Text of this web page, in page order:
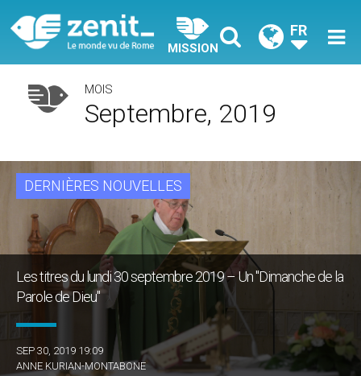
MISSION
FR
MOIS
Septembre, 2019
DERNIÈRES NOUVELLES
Les titres du lundi 30 septembre 2019 – Un "Dimanche de la
Parole de Dieu"
SEP 30, 2019 19:09
ANNE KURIAN-MONTABONE